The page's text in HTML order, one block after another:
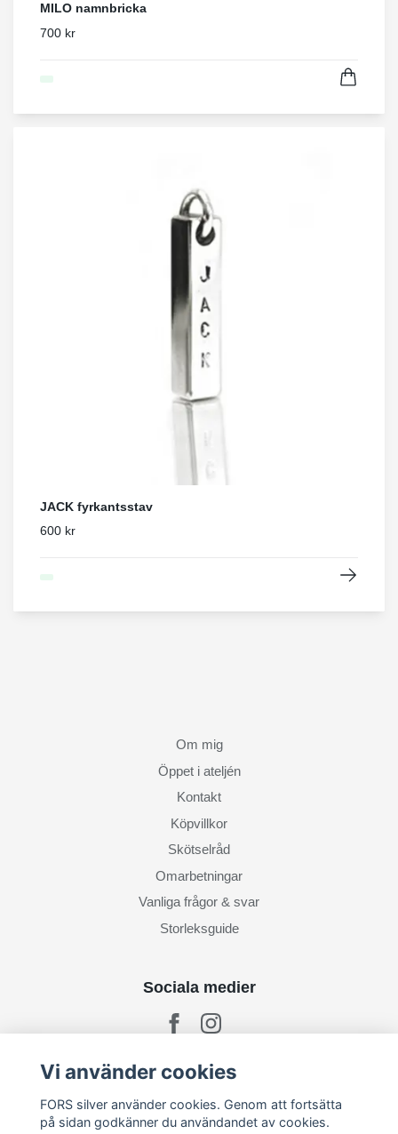
MILO namnbricka
700 kr
JACK fyrkantsstav
600 kr
Om mig
Öppet i ateljén
Kontakt
Köpvillkor
Skötselråd
Omarbetningar
Vanliga frågor & svar
Storleksguide
Sociala medier
Vi använder cookies
FORS silver använder cookies. Genom att fortsätta
på sidan godkänner du användandet av cookies.